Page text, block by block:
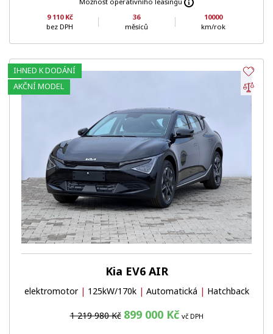
9 110 Kč
bez DPH
36
měsíců
10000
km/rok
Kia EV6 AIR
elektromotor | 125kW/170k | Automatická | Hatchback
1 219 980 Kč 899 000 Kč vč DPH
IHNED K DODÁNÍ
AKČNÍ MODEL